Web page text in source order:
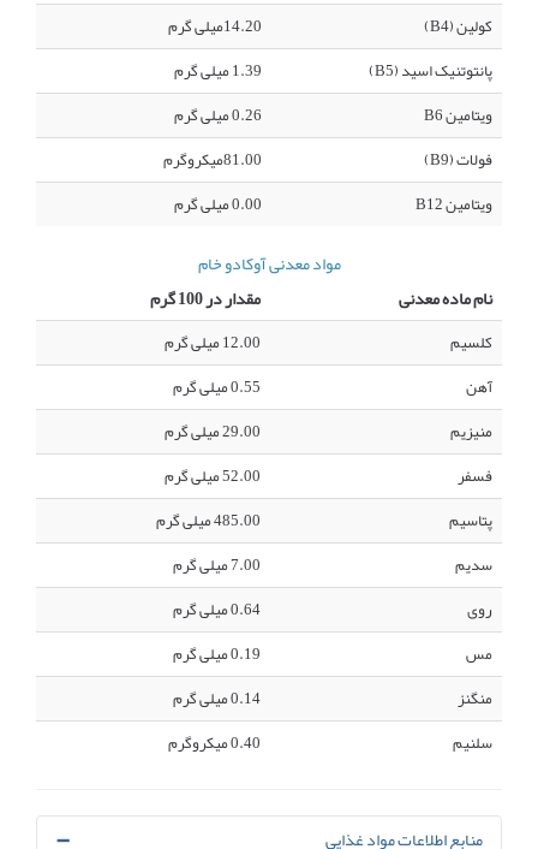
کولین (B4)
14.20میلی گرم
پانتوتنیک اسید (B5)
1.39 میلی گرم
ویتامین B6
0.26 میلی گرم
فولات (B9)
81.00میکروگرم
ویتامین B12
0.00 میلی گرم
مواد معدنی آوکادو خام
نام ماده معدنی
مقدار در 100 گرم
کلسیم
12.00 میلی گرم
آهن
0.55 میلی گرم
منیزیم
29.00 میلی گرم
فسفر
52.00 میلی گرم
پتاسیم
485.00 میلی گرم
سدیم
7.00 میلی گرم
روی
0.64 میلی گرم
مس
0.19 میلی گرم
منگنز
0.14 میلی گرم
سلنیم
0.40 میکروگرم
منابع اطلاعات مواد غذایی